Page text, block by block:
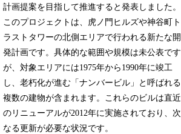
計画提案を目指して推進すると発表しました。
このプロジェクトは、虎ノ門ヒルズや神谷町ト
ラストタワーの北側エリアで行われる新たな開
発計画です。具体的な範囲や規模は未公表です
が、対象エリアには1975年から1990年に竣工
し、老朽化が進む「ナンバービル」と呼ばれる
複数の建物が含まれます。これらのビルは直近
のリニューアルが2012年に実施されており、次
なる更新が必要な状況です。